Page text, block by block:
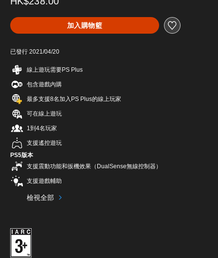
加入購物籃
已發行 2021/04/20
線上遊玩需要PS Plus
包含遊戲內購
最多支援8名加入PS Plus的線上玩家
可在線上遊玩
1到4名玩家
支援遙控遊玩
PS5版本
支援震動功能和扳機效果（DualSense無線控制器）
支援遊戲輔助
檢視全部